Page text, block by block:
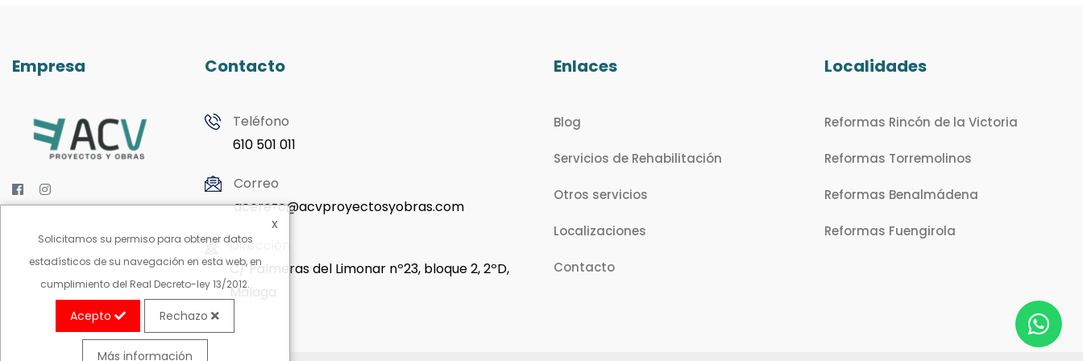
Empresa Contacto
Teléfono
610 501 011
Correo
acerezo@acvproyectosyobras.com
Dirección
C/ Palmeras del Limonar nº23, bloque 2, 2ºD,
Málaga
Enlaces
Blog
Servicios de Rehabilitación
Otros servicios
Localizaciones
Contacto
Localidades
Reformas Rincón de la Victoria
Reformas Torremolinos
Reformas Benalmádena
Reformas Fuengirola
x
Solicitamos su permiso para obtener datos
estadísticos de su navegación en esta web, en
cumplimiento del Real Decreto-ley 13/2012.
Acepto Rechazo
Más información